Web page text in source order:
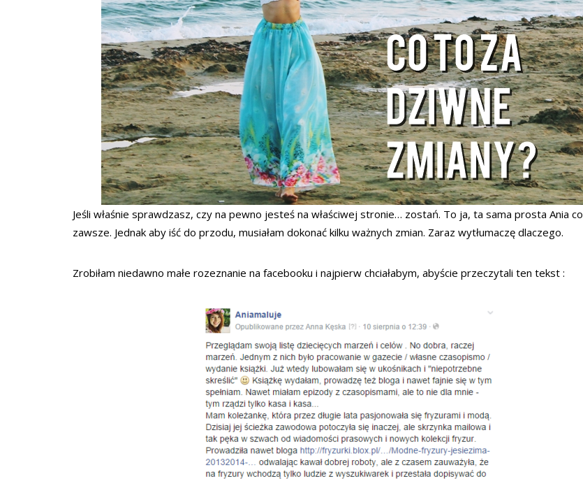
Jeśli właśnie sprawdzasz, czy na pewno jesteś na właściwej stronie… zostań. To ja, ta sama prosta Ania co
zawsze. Jednak aby iść do przodu, musiałam dokonać kilku ważnych zmian. Zaraz wytłumaczę dlaczego.
Zrobiłam niedawno małe rozeznanie na facebooku i najpierw chciałabym, abyście przeczytali ten tekst :